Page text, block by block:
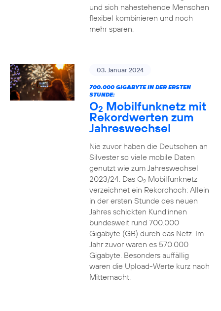
und sich nahestehende Menschen
flexibel kombinieren und noch
mehr sparen.
03. Januar 2024
700.000 GIGABYTE IN DER ERSTEN
STUNDE:
O2 Mobilfunknetz mit
Rekordwerten zum
Jahreswechsel
Nie zuvor haben die Deutschen an
Silvester so viele mobile Daten
genutzt wie zum Jahreswechsel
2023/24. Das O2Mobilfunknetz
verzeichnet ein Rekordhoch: Allein
in der ersten Stunde des neuen
Jahres schickten Kund:innen
bundesweit rund 700.000
Gigabyte (GB) durch das Netz. Im
Jahr zuvor waren es 570.000
Gigabyte. Besonders auffällig
waren die Upload-Werte kurz nach
Mitternacht.